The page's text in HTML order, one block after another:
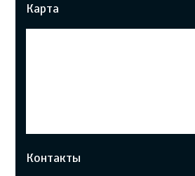
Карта
Контакты